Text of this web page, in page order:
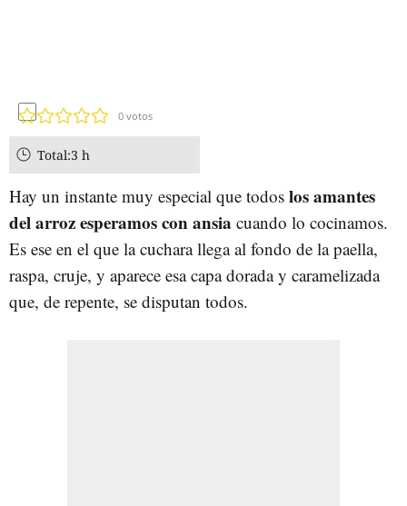
0 votos
Total:3 h
Hay un instante muy especial que todos los amantes
del arroz esperamos con ansia cuando lo cocinamos.
Es ese en el que la cuchara llega al fondo de la paella,
raspa, cruje, y aparece esa capa dorada y caramelizada
que, de repente, se disputan todos.